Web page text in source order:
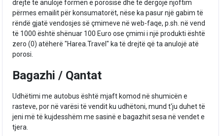
drejtë të anulojë formën e porosisë dhe të dërgojë njoftim
përmes emailit për konsumatorët, nëse ka pasur një gabim të
rëndë gjatë vendosjes së çmimeve në web-faqe, p.sh. në vend
të 1000 është shënuar 100 Euro ose çmimi i një produkti është
zero (0) atëherë "Harea.Travel" ka të drejtë që ta anulojë atë
porosi.
Bagazhi / Qantat
Udhëtimi me autobus është mjaft komod në shumicën e
rasteve, por në varësi të vendit ku udhëtoni, mund t'ju duhet të
jeni më të kujdesshëm me sasinë e bagazhit sesa në vendet e
tjera.